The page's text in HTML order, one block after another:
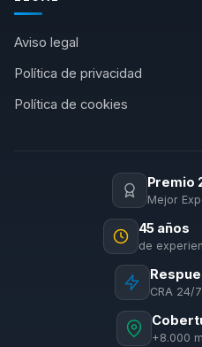
Aviso legal
Política de privacidad
Política de cookies
Premio
Mejor
45 años
de
CRA 24/
+8.000